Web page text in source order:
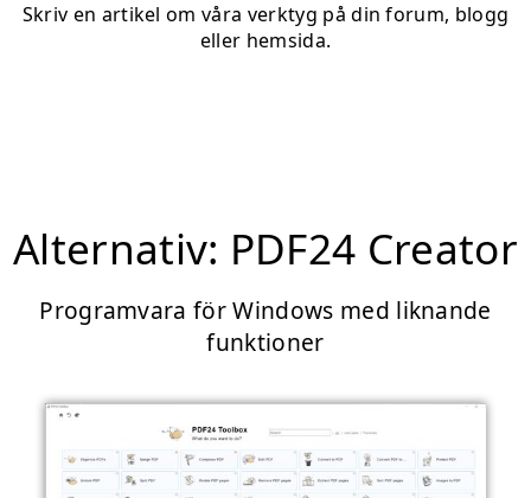
Skriv en artikel om våra verktyg på din forum, blogg
eller hemsida.
Alternativ: PDF24 Creator
Programvara för Windows med liknande
funktioner